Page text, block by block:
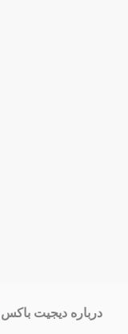
درباره دیجیت باکس